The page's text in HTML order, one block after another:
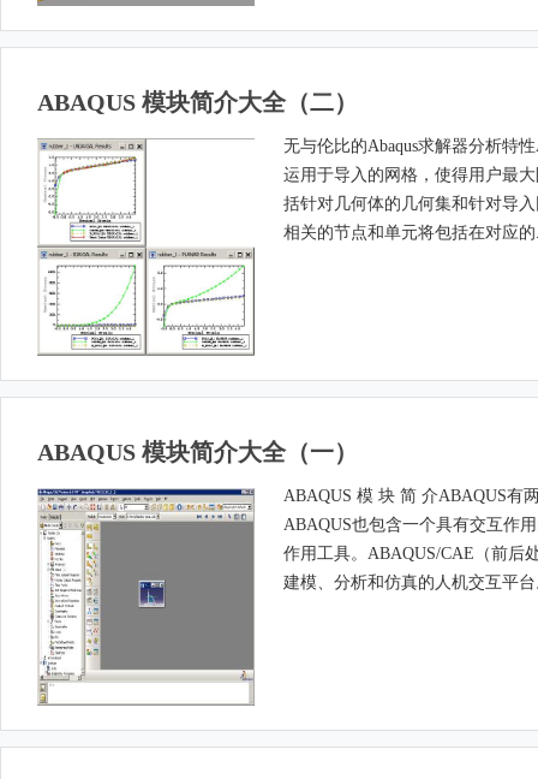
ABAQUS 模块简介大全（二）
无与伦比的Abaqus求解器分析特
运用于导入的网格，使得用户最
括针对几何体的几何集和针对导
相关的节点和单元将包括在对应
ABAQUS 模块简介大全（一）
ABAQUS 模 块 简 介ABAQUS有
ABAQUS也包含一个具有交互作
作用工具。ABAQUS/CAE（前后
建模、分析和仿真的人机交互平